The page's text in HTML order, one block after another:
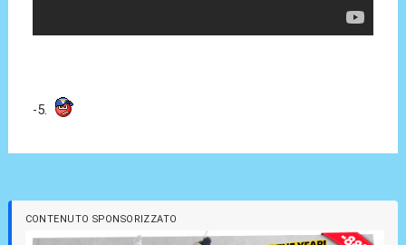
-5.
CONTENUTO SPONSORIZZATO